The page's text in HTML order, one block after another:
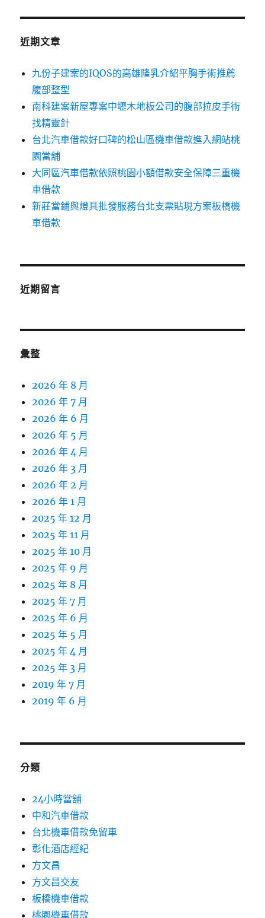
鍵
近期文章
九份子建案的IQOS的高雄隆乳介紹平胸手術推薦
腹部整型
南科建案新屋專案中壢木地板公司的腹部拉皮手術
找精靈針
台北汽車借款好口碑的松山區機車借款進入網站桃
園當舖
大同區汽車借款依照桃園小額借款安全保障三重機
車借款
新莊當鋪與燈具批發服務台北支票貼現方案板橋機
車借款
近期留言
彙整
2026 年 8 月
2026 年 7 月
2026 年 6 月
2026 年 5 月
2026 年 4 月
2026 年 3 月
2026 年 2 月
2026 年 1 月
2025 年 12 月
2025 年 11 月
2025 年 10 月
2025 年 9 月
2025 年 8 月
2025 年 7 月
2025 年 6 月
2025 年 5 月
2025 年 4 月
2025 年 3 月
2019 年 7 月
2019 年 6 月
分類
24小時當舖
中和汽車借款
台北機車借款免留車
彰化酒店經紀
方文昌
方文昌交友
板橋機車借款
桃園機車借款